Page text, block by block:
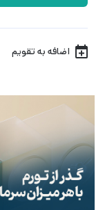
اضافه به تقویم